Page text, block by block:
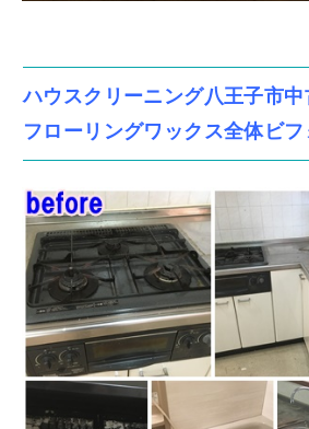
ハウスクリーニング八王子市
フローリングワックス全体ビ